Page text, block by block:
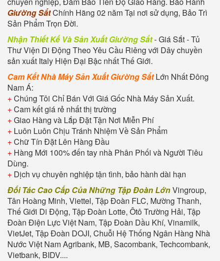
Giường SắtChính Hãng 02 năm Tại nơi sử dụng, Bảo Trì
Sản Phẩm Trọn Đời.
Nhận Thiết Kế Và Sản Xuất Giường Sắt- Giá Sắt - Tủ
Thư Viện Di Động Theo Yêu Cầu Riêng với Dây chuyền
sản xuất Italy Hiện Đại Bậc nhất Thế Giới.
Cam Kết Nhà Máy Sản Xuất Giường SắtLớn Nhất Đông
Nam Á:
+Chúng Tôi Chỉ Bán Với Giá Gốc Nhà Máy Sản Xuất.
+Cam kết giá rẻ nhất thị trường
+Giao Hàng và Lắp Đặt Tận Nơi Miễn Phí
+ Luôn Luôn Chịu Tránh Nhiệm Về Sản Phẩm
+Chữ Tín Đặt Lên Hàng Đầu
+ Hàng Mới 100% đến tay nhà Phân Phối và Người Tiêu
Dùng.
+ Dịch vụ chuyên nghiệp tận tình, bảo hành dài hạn
Đối Tác Cao Cấp Của Những Tập Đoàn LớnVingroup,
Tân Hoàng Minh, Viettel, Tập Đoàn FLC, Mường Thanh,
Thế Giới Di Động, Tập Đoàn Lotte, Ôtô Trường Hải, Tập
Đoàn Điện Lực Việt Nam, Tập Đoàn Dầu Khí, Vinamilk,
VietJet, Tập Đoàn DOJI, Chuỗi Hệ Thống Ngân Hàng Nhà
Nước Việt Nam Agribank, MB, Sacombank, Techcombank,
Vietbank, BIDV....